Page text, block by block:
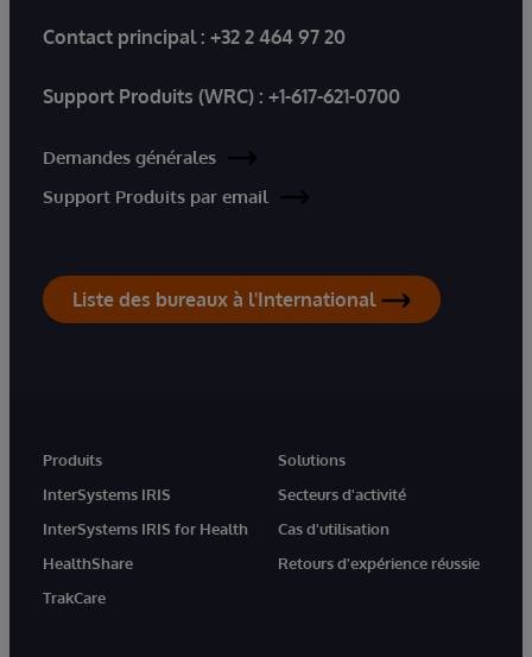
Contact principal : +32 2 464 97 20
Support Produits (WRC) : +1-617-621-0700
Demandes générales
Support Produits par email
Liste des bureaux à l'International
Produits
InterSystems IRIS
InterSystems IRIS for Health
HealthShare
TrakCare
Solutions
Secteurs d'activité
Cas d'utilisation
Retours d'expérience réussie